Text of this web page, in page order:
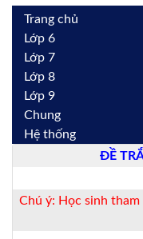
Trang chủ
Lớp 6
Lớp 7
Lớp 8
Lớp 9
Chung
Hệ thống
ĐỀ
Chú ý: Học sinh